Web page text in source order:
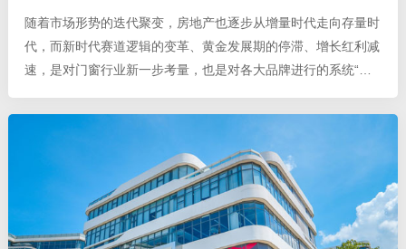
随着市场形势的迭代聚变，房地产也逐步从增量时代走向存量时
代，而新时代赛道逻辑的变革、黄金发展期的停滞、增长红利减
速，是对门窗行业新一步考量，也是对各大品牌进行的系统“洗
高点？面对无数 机遇